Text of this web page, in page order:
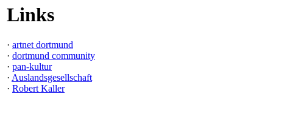
Links
· artnet dortmund
· dortmund community
· pan-kultur
· Auslandsgesellschaft
· Robert Kaller